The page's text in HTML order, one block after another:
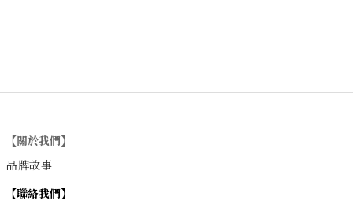
【關於我們】
品牌故事
【聯絡我們】